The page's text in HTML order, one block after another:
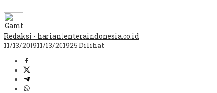
Redaksi - harianlenteraindonesia.co.id
11/13/201911/13/201925 Dilihat